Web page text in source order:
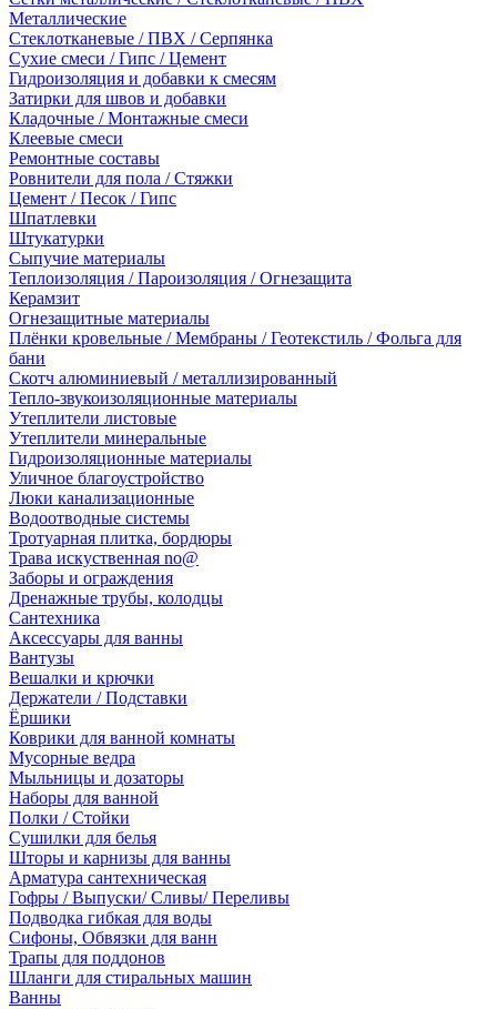
Металлические
Стеклотканевые / ПВХ / Серпянка
Сухие смеси / Гипс / Цемент
Гидроизоляция и добавки к смесям
Затирки для швов и добавки
Кладочные / Монтажные смеси
Клеевые смеси
Ремонтные составы
Ровнители для пола / Стяжки
Цемент / Песок / Гипс
Шпатлевки
Штукатурки
Сыпучие материалы
Теплоизоляция / Пароизоляция / Огнезащита
Керамзит
Огнезащитные материалы
Плёнки кровельные / Мембраны / Геотекстиль / Фольга для
бани
Скотч алюминиевый / металлизированный
Тепло-звукоизоляционные материалы
Утеплители листовые
Утеплители минеральные
Гидроизоляционные материалы
Уличное благоустройство
Люки канализационные
Водоотводные системы
Тротуарная плитка, бордюры
Трава искуственная no@
Заборы и ограждения
Дренажные трубы, колодцы
Сантехника
Аксессуары для ванны
Вантузы
Вешалки и крючки
Держатели / Подставки
Ёршики
Коврики для ванной комнаты
Мусорные ведра
Мыльницы и дозаторы
Наборы для ванной
Полки / Стойки
Сушилки для белья
Шторы и карнизы для ванны
Арматура сантехническая
Гофры / Выпуски/ Сливы/ Переливы
Подводка гибкая для воды
Сифоны, Обвязки для ванн
Трапы для поддонов
Шланги для стиральных машин
Ванны